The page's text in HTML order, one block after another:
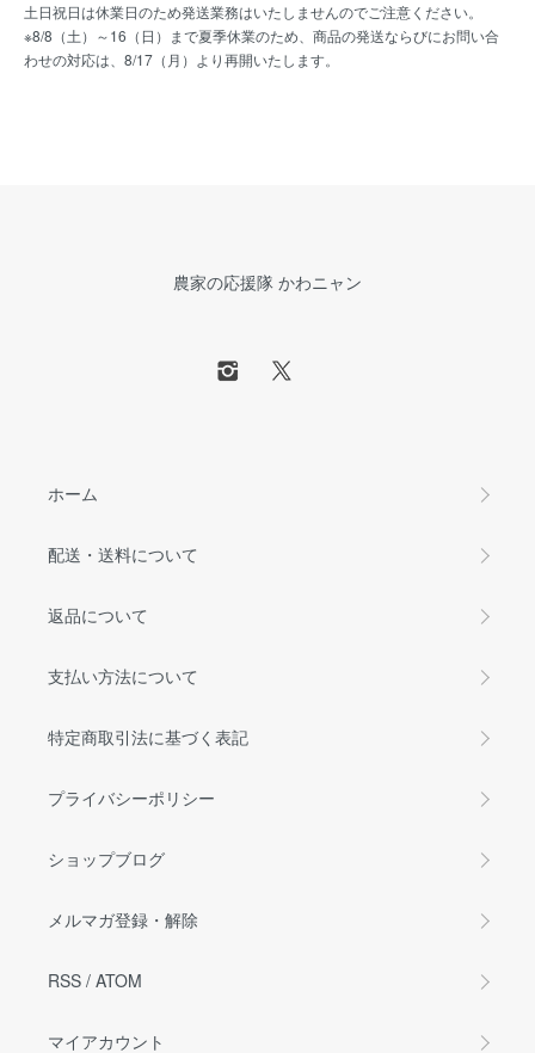
土日祝日は休業日のため発送業務はいたしませんのでご注意ください。
※8/8（土）～16（日）まで夏季休業のため、商品の発送ならびにお問い合
わせの対応は、8/17（月）より再開いたします。
農家の応援隊 かわニャン
ホーム
配送・送料について
返品について
支払い方法について
特定商取引法に基づく表記
プライバシーポリシー
ショップブログ
メルマガ登録・解除
RSS / ATOM
マイアカウント